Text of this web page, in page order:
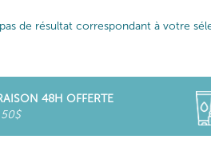
de résultat correspondant à votre
48H OFFERTE